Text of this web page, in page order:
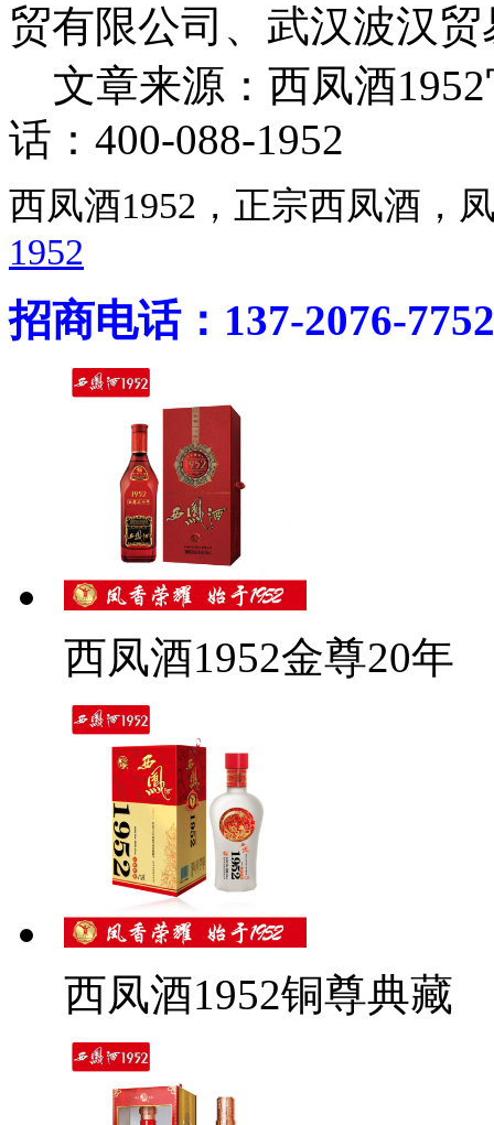
贸有限公司、武汉波汉
文章来源：西凤酒
话：400-088-1952
西凤酒1952，正宗西凤酒
1952
招商电话：137-2076-7752
西凤酒1952金尊20年
西凤酒1952铜尊典藏